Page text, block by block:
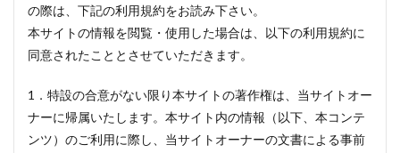
の際は、下記の利用規約をお読み下さい。
本サイトの情報を閲覧・使用した場合は、以下の利用規約に
同意されたこととさせていただきます。
1．特設の合意がない限り本サイトの著作権は、当サイトオー
ナーに帰属いたします。本サイト内の情報（以下、本コンテ
ンツ）のご利用に際し、当サイトオーナーの文書による事前